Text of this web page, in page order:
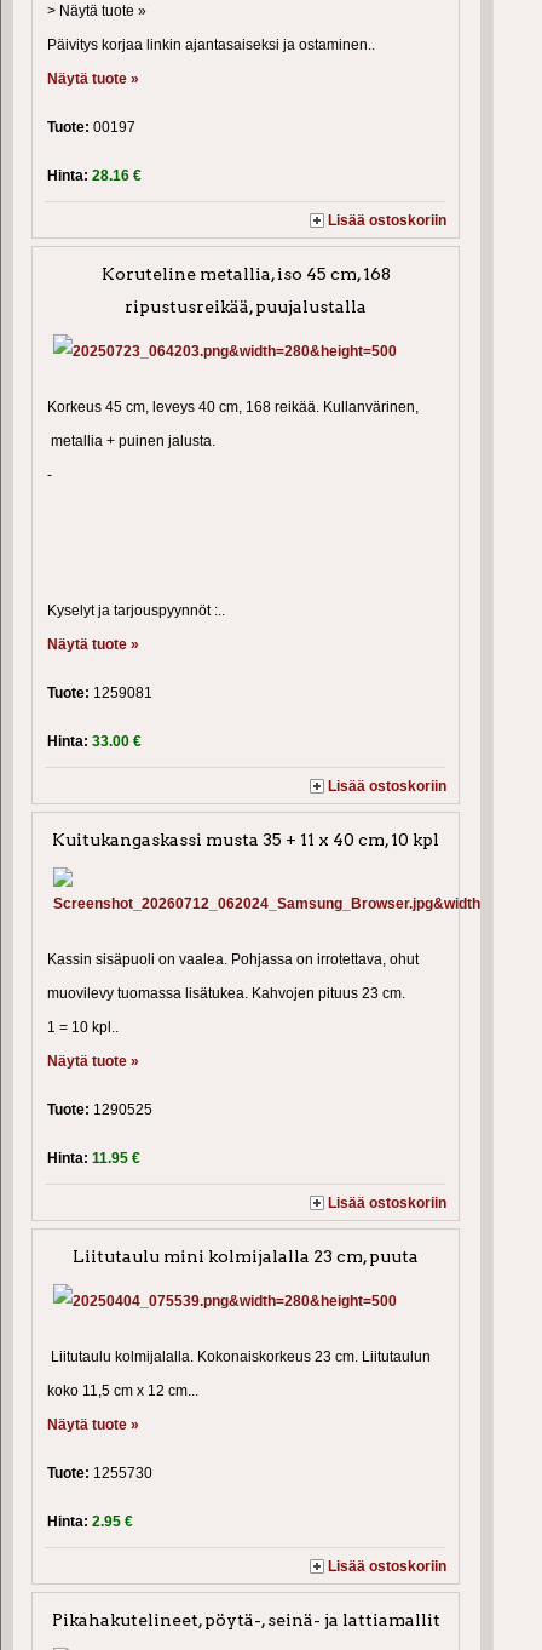
> Näytä tuote »
Päivitys korjaa linkin ajantasaiseksi ja ostaminen..
Näytä tuote »
Tuote: 00197
Hinta: 28.16 €
Lisää ostoskoriin
Koruteline metallia, iso 45 cm, 168
ripustusreikää, puujalustalla
Korkeus 45 cm, leveys 40 cm, 168 reikää. Kullanvärinen,
metallia + puinen jalusta.
-
Kyselyt ja tarjouspyynnöt :..
Näytä tuote »
Tuote: 1259081
Hinta: 33.00 €
Lisää ostoskoriin
Kuitukangaskassi musta 35 + 11 x 40 cm, 10 kpl
Kassin sisäpuoli on vaalea. Pohjassa on irrotettava, ohut
muovilevy tuomassa lisätukea. Kahvojen pituus 23 cm.
1 = 10 kpl..
Näytä tuote »
Tuote: 1290525
Hinta: 11.95 €
Lisää ostoskoriin
Liitutaulu mini kolmijalalla 23 cm, puuta
Liitutaulu kolmijalalla. Kokonaiskorkeus 23 cm. Liitutaulun
koko 11,5 cm x 12 cm...
Näytä tuote »
Tuote: 1255730
Hinta: 2.95 €
Lisää ostoskoriin
Pikahakutelineet, pöytä-, seinä- ja lattiamallit